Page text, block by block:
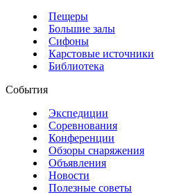
Пещеры
Большие залы
Сифоны
Карстовые источники
Библиотека
События
Экспедиции
Соревнования
Конференции
Обзоры снаряжения
Объявления
Новости
Полезные советы